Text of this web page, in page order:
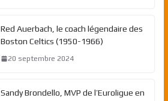
Red Auerbach, le coach légendaire des
Boston Celtics (1950-1966)
20 septembre 2024
Sandy Brondello, MVP de l’Euroligue en